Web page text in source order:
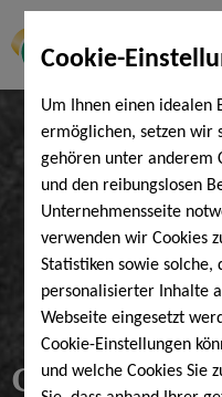
Cookie-
Um Ihnen einen idealen
ermöglichen, setzen wir
gehören unter anderem
und den reibungslosen
Unternehmensseite
verwenden wir Cookies
Statistiken sowie solche,
personalisierter Inhalte
Webseite eingesetzt
Cookie-Einstellungen
und welche Cookies Sie
Geraldo &